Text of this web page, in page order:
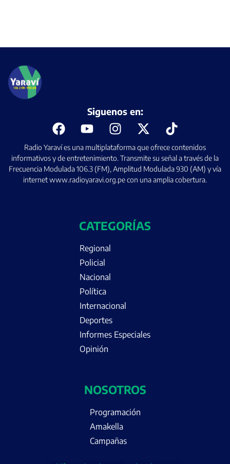
Radio Yaraví es una multiplataforma que ofrece contenidos
informativos y de entretenimiento. Transmite su señal a través de la
Frecuencia Modulada 106.3 (FM), Amplitud Modulada 930 (AM) y vía
internet www.radioyaravi.org.pe con una amplia cobertura.
Siguenos en:
CATEGORÍAS
Regional
Policial
Nacional
Política
Internacional
Deportes
Informes Especiales
Opinión
NOSOTROS
Programación
Amakella
Campañas